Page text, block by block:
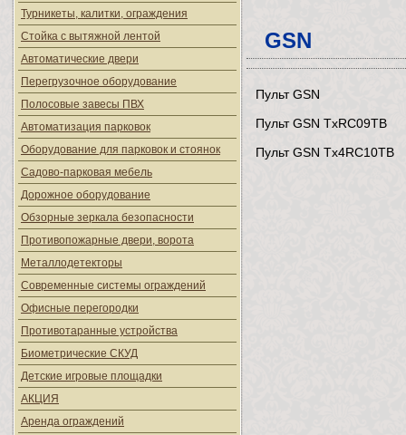
Турникеты, калитки, ограждения
Стойка с вытяжной лентой
Автоматические двери
Перегрузочное оборудование
Полосовые завесы ПВХ
Автоматизация парковок
Оборудование для парковок и стоянок
Садово-парковая мебель
Дорожное оборудование
Обзорные зеркала безопасности
Противопожарные двери, ворота
Металлодетекторы
Современные системы ограждений
Офисные перегородки
Противотаранные устройства
Биометрические СКУД
Детские игровые площадки
АКЦИЯ
Аренда ограждений
GSN
Пульт GSN
Пульт GSN TxRC09TB
Пульт GSN Tx4RC10TB